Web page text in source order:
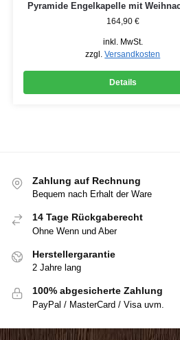
Pyramide Engelkapelle mit
164,90 €
inkl. MwSt.
zzgl.Versandkosten
Details
Zahlung auf Rechnung
Bequem nach Erhalt der Ware
14 Tage Rückgaberecht
Ohne Wenn und Aber
Herstellergarantie
2 Jahre lang
100% abgesicherte Zahlung
PayPal / MasterCard / Visa uvm.